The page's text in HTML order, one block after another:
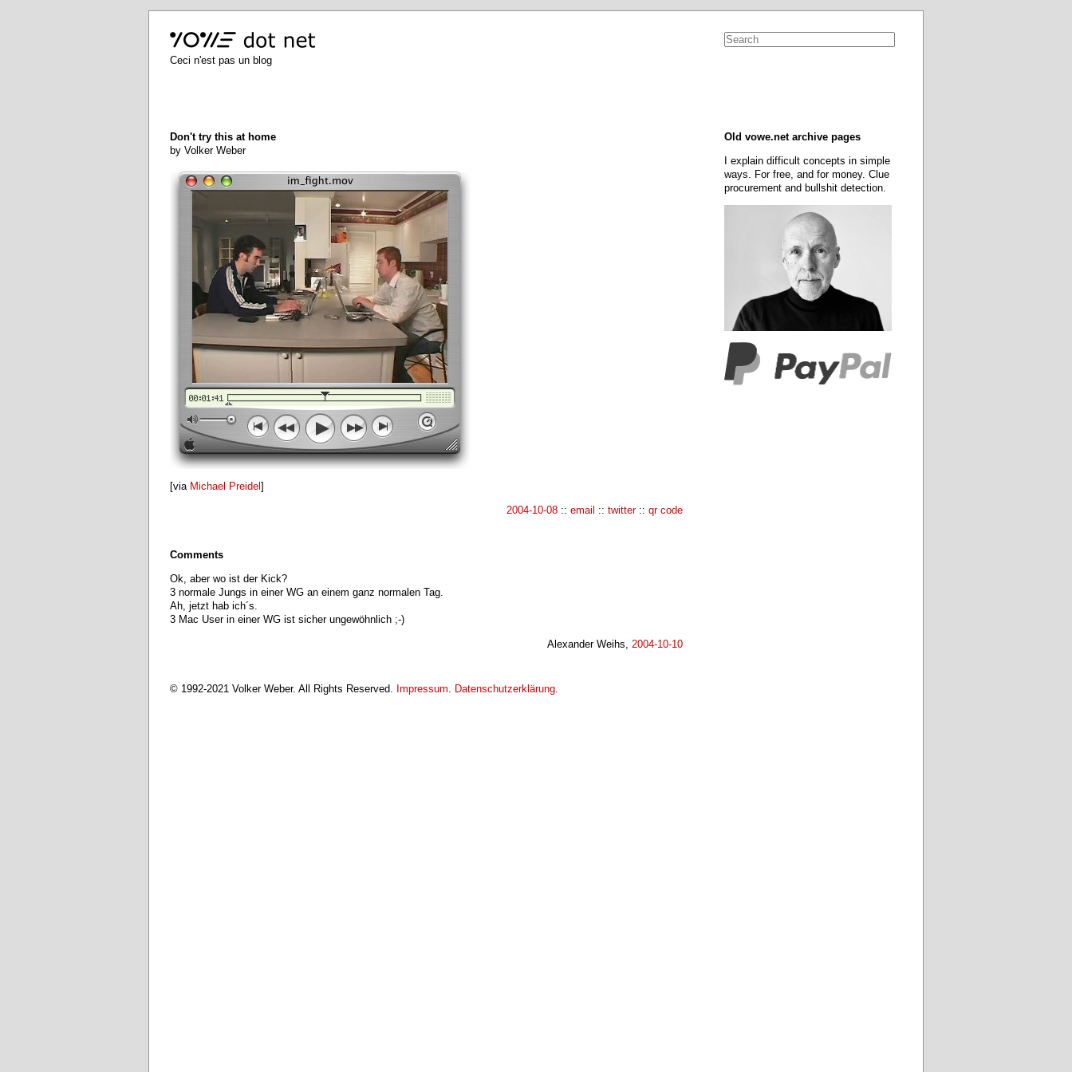
Ceci n'est pas un blog
Don't try this at home
by Volker Weber
[via Michael Preidel ]
2004-10-08:: email :: twitter:: qr code
Comments
Ok, aber wo ist der Kick?
3 normale Jungs in einer WG an einem ganz normalen Tag.
Ah, jetzt hab ich´s.
3 Mac User in einer WG ist sicher ungewöhnlich ;-)
Alexander Weihs, 2004-10-10
Old vowe.net archive pages
I explain difficult concepts in simple
ways. For free, and for money. Clue
procurement and bullshit detection.
© 1992-2021 Volker Weber. All Rights Reserved. Impressum Datenschutzerklärung.